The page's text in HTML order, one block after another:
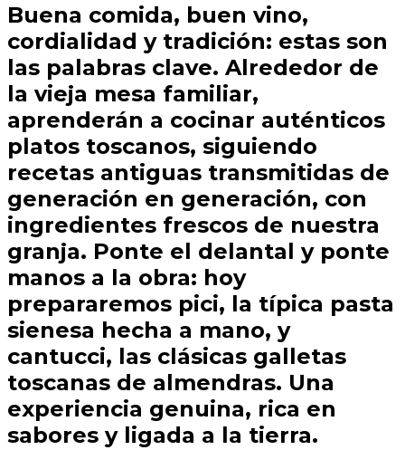
Buena comida, buen vino,
cordialidad y tradición: estas son
las palabras clave. Alrededor de
la vieja mesa familiar,
aprenderán a cocinar auténticos
platos toscanos, siguiendo
recetas antiguas transmitidas de
generación en generación, con
ingredientes frescos de nuestra
granja. Ponte el delantal y ponte
manos a la obra: hoy
prepararemos pici, la típica pasta
sienesa hecha a mano, y
cantucci, las clásicas galletas
toscanas de almendras. Una
experiencia genuina, rica en
sabores y ligada a la tierra.